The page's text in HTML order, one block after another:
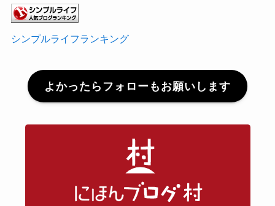
シンプルライフランキング
よかったらフォローもお願いします